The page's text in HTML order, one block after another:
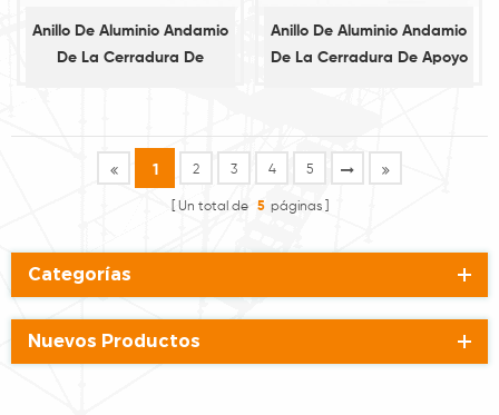
Anillo De Aluminio Andamio
De La Cerradura De
Anillo De Aluminio Andamio
De La Cerradura De Apoyo
1 2 3 4 5
Un total de 5 páginas
Categorías
Nuevos Productos